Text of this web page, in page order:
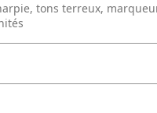
tons terreux,